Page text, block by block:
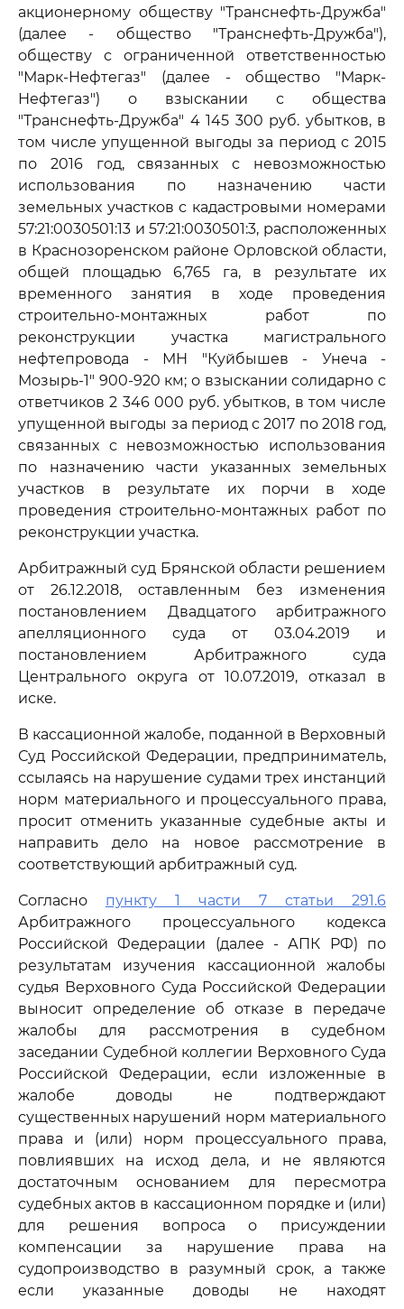
акционерному обществу "Транснефть-Дружба"
(далее - общество "Транснефть-Дружба"),
обществу с ограниченной ответственностью
"Марк-Нефтегаз" (далее - общество "Марк-
Нефтегаз") о взыскании с общества
"Транснефть-Дружба" 4 145 300 руб. убытков, в
том числе упущенной выгоды за период с 2015
по 2016 год, связанных с невозможностью
использования по назначению части
земельных участков с кадастровыми номерами
57:21:0030501:13 и 57:21:0030501:3, расположенных
в Краснозоренском районе Орловской области,
общей площадью 6,765 га, в результате их
временного занятия в ходе проведения
строительно-монтажных работ по
реконструкции участка магистрального
нефтепровода - МН "Куйбышев - Унеча -
Мозырь-1" 900-920 км; о взыскании солидарно с
ответчиков 2 346 000 руб. убытков, в том числе
упущенной выгоды за период с 2017 по 2018 год,
связанных с невозможностью использования
по назначению части указанных земельных
участков в результате их порчи в ходе
проведения строительно-монтажных работ по
реконструкции участка.
Арбитражный суд Брянской области решением
от 26.12.2018, оставленным без изменения
постановлением Двадцатого арбитражного
апелляционного суда от 03.04.2019 и
постановлением Арбитражного суда
Центрального округа от 10.07.2019, отказал в
иске.
В кассационной жалобе, поданной в Верховный
Суд Российской Федерации, предприниматель,
ссылаясь на нарушение судами трех инстанций
норм материального и процессуального права,
просит отменить указанные судебные акты и
направить дело на новое рассмотрение в
соответствующий арбитражный суд.
Согласно пункту 1 части 7 статьи 291.6
Арбитражного процессуального кодекса
Российской Федерации (далее - АПК РФ) по
результатам изучения кассационной жалобы
судья Верховного Суда Российской Федерации
выносит определение об отказе в передаче
жалобы для рассмотрения в судебном
заседании Судебной коллегии Верховного Суда
Российской Федерации, если изложенные в
жалобе доводы не подтверждают
существенных нарушений норм материального
права и (или) норм процессуального права,
повлиявших на исход дела, и не являются
достаточным основанием для пересмотра
судебных актов в кассационном порядке и (или)
для решения вопроса о присуждении
компенсации за нарушение права на
судопроизводство в разумный срок, а также
если указанные доводы не находят